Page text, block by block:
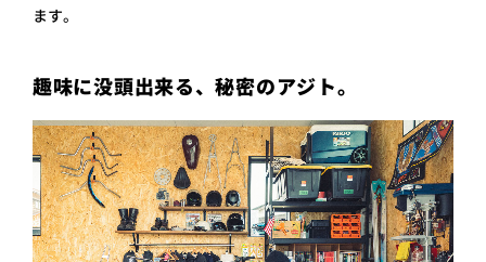
ます。
趣味に没頭出来る、秘密のアジト。